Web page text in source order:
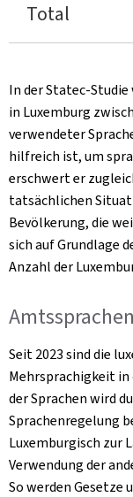
Total
In der Statec-Studie
in Luxemburg
verwendeter
hilfreich ist, um
erschwert er
tatsächlichen
Bevölkerung, die
sich auf Grundlage
Anzahl der
Amtssprachen
Seit 2023 sind die
Mehrsprachigkeit in
der Sprachen wird
Sprachenregelung
Luxemburgisch zur
Verwendung der
So werden Gesetze